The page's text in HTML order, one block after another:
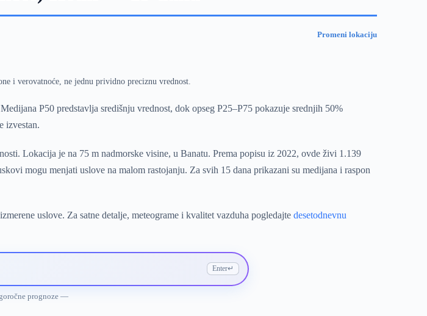
Promeni lokaciju
i verovatnoće, ne jednu prividno preciznu vrednost.
P50 predstavlja središnju vrednost, dok opseg P25–P75 pokazuje srednjih 50%
izvestan.
Lokacija je na 75 m nadmorske visine, u Banatu. Prema popisu iz 2022, ovde živi 1.139
mogu menjati uslove na malom rastojanju. Za svih 15 dana prikazani su medijana i raspon
uslove. Za satne detalje, meteograme i kvalitet vazduha pogledajtedesetodnevnu
Enter↵
prognoze —